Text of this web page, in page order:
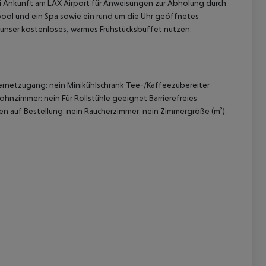
am LAX Airport für Anweisungen zur Abholung durch
und ein Spa sowie ein rund um die Uhr geöffnetes
kostenloses, warmes Frühstücksbuffet nutzen.
nein Minikühlschrank Tee-/Kaffeezubereiter
nein Für Rollstühle geeignet Barrierefreies
Bestellung: nein Raucherzimmer: nein Zimmergröße (m²):